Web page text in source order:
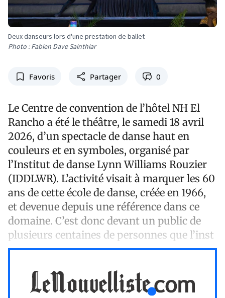
Deux danseurs lors d'une prestation de ballet
Photo : Fabien Dave Sainthiar
Favoris Partager 0
Le Centre de convention de l’hôtel NH El
Rancho a été le théâtre, le samedi 18 avril
2026, d’un spectacle de danse haut en
couleurs et en symboles, organisé par
l’Institut de danse Lynn Williams Rouzier
(IDDLWR). L’activité visait à marquer les 60
ans de cette école de danse, créée en 1966,
et devenue depuis une référence dans ce
domaine. C’est donc devant un public de
plusieurs centaines de personnes que l’inst